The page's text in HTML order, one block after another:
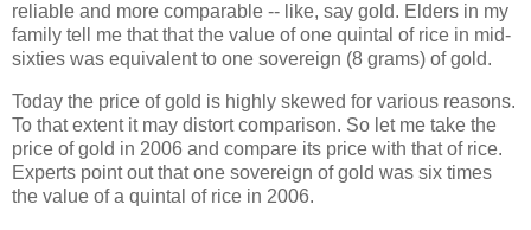
reliable and more comparable -- like, say gold. Elders in my
family tell me that that the value of one quintal of rice in mid-
sixties was equivalent to one sovereign (8 grams) of gold.
Today the price of gold is highly skewed for various reasons.
To that extent it may distort comparison. So let me take the
price of gold in 2006 and compare its price with that of rice.
Experts point out that one sovereign of gold was six times
the value of a quintal of rice in 2006.